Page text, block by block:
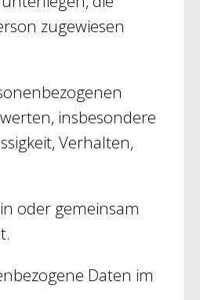
zugewiesen
insbesondere
Verhalten,
oder gemeinsam
Daten im